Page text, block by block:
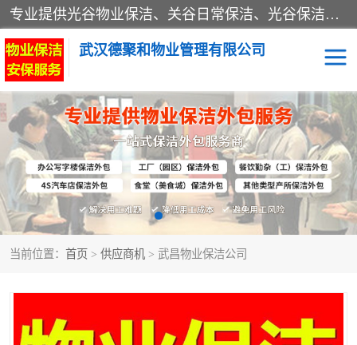
专业提供光谷物业保洁、关谷日常保洁、光谷保洁外包及武汉其他城区的单位日常保洁 武汉德聚和物业管理有限公司致力于打造中国专业物业保洁服务、日常保洁及其他保洁清洗外包服务。自公司成立以来提倡以先进的物业管理理念和模式经营，谋篇布局，以“至诚服务、精益求精、规范管理、锐意拓新”为质量方针，强化内部管理，为业主提供专业化、标准化和精细化的全方位物业服务，管理服务水平得到了广大业主和业内人士的一致好评。
武汉德聚和物业管理有限公司
当前位置： 首页 > 供应商机 > 武昌物业保洁公司
保洁外包